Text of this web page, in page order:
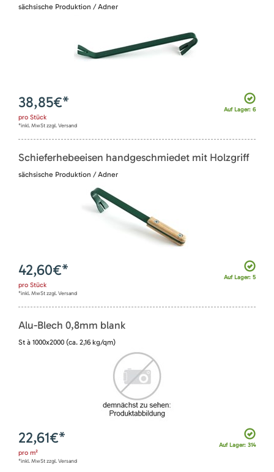
sächsische Produktion / Adner
Auf Lager: 6
38,85€*
pro Stück
*inkl. MwSt zzgl. Versand
Schieferhebeeisen handgeschmiedet mit Holzgriff
sächsische Produktion / Adner
Auf Lager: 5
42,60€*
pro Stück
*inkl. MwSt zzgl. Versand
Alu-Blech 0,8mm blank
St à 1000x2000 (ca. 2,16 kg/qm)
Auf Lager: 314
22,61€*
pro m²
*inkl. MwSt zzgl. Versand